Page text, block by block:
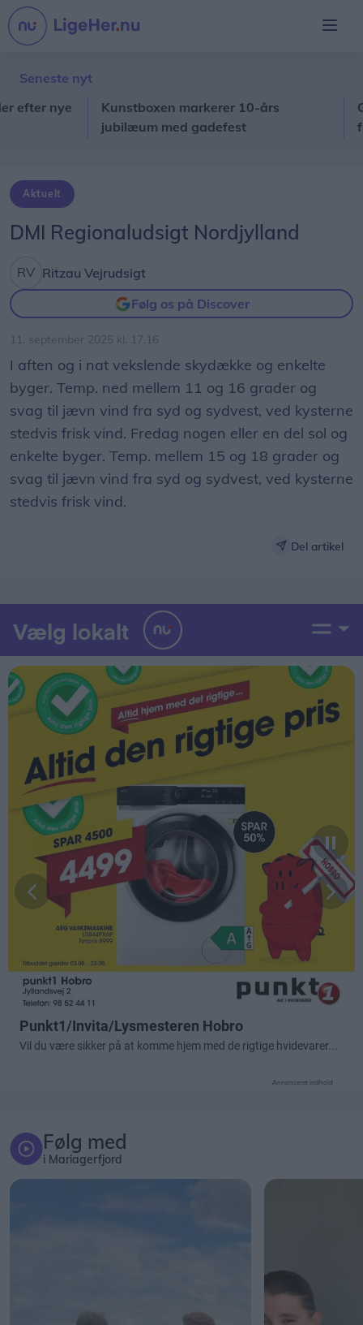
Seneste nyt
nye
Kunstboxen markerer 10-års
jubilæum med gadefest
Aktuelt
DMI Regionaludsigt Nordjylland
Ritzau Vejrudsigt
Følg os på Discover
11. september 2025 kl. 17.16
I aften og i nat vekslende skydække og enkelte
byger. Temp. ned mellem 11 og 16 grader og
svag til jævn vind fra syd og sydvest, ved kysterne
stedvis frisk vind. Fredag nogen eller en del sol og
enkelte byger. Temp. mellem 15 og 18 grader og
svag til jævn vind fra syd og sydvest, ved kysterne
stedvis frisk vind.
Del artikel
Annonceret indhold
Følg med
i Mariagerfjord